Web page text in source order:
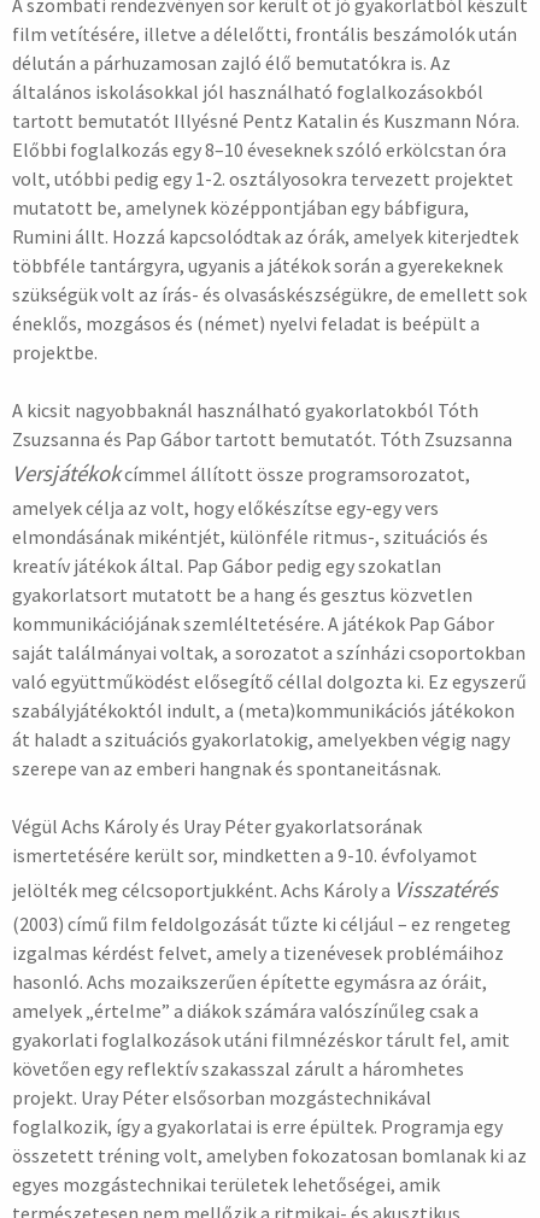
A szombati rendezvényen sor került öt jó gyakorlatból készült
film vetítésére, illetve a délelőtti, frontális beszámolók után
délután a párhuzamosan zajló élő bemutatókra is. Az
általános iskolásokkal jól használható foglalkozásokból
tartott bemutatót Illyésné Pentz Katalin és Kuszmann Nóra.
Előbbi foglalkozás egy 8–10 éveseknek szóló erkölcstan óra
volt, utóbbi pedig egy 1-2. osztályosokra tervezett projektet
mutatott be, amelynek középpontjában egy bábfigura,
Rumini állt. Hozzá kapcsolódtak az órák, amelyek kiterjedtek
többféle tantárgyra, ugyanis a játékok során a gyerekeknek
szükségük volt az írás- és olvasáskészségükre, de emellett sok
éneklős, mozgásos és (német) nyelvi feladat is beépült a
projektbe.
A kicsit nagyobbaknál használható gyakorlatokból Tóth
Zsuzsanna és Pap Gábor tartott bemutatót. Tóth Zsuzsanna
Versjátékokcímmel állított össze programsorozatot,
amelyek célja az volt, hogy előkészítse egy-egy vers
elmondásának mikéntjét, különféle ritmus-, szituációs és
kreatív játékok által. Pap Gábor pedig egy szokatlan
gyakorlatsort mutatott be a hang és gesztus közvetlen
kommunikációjának szemléltetésére. A játékok Pap Gábor
saját találmányai voltak, a sorozatot a színházi csoportokban
való együttműködést elősegítő céllal dolgozta ki. Ez egyszerű
szabályjátékoktól indult, a (meta)kommunikációs játékokon
át haladt a szituációs gyakorlatokig, amelyekben végig nagy
szerepe van az emberi hangnak és spontaneitásnak.
Végül Achs Károly és Uray Péter gyakorlatsorának
ismertetésére került sor, mindketten a 9-10. évfolyamot
jelölték meg célcsoportjukként. Achs Károly a Visszatérés
(2003) című film feldolgozását tűzte ki céljául – ez rengeteg
izgalmas kérdést felvet, amely a tizenévesek problémáihoz
hasonló. Achs mozaikszerűen építette egymásra az óráit,
amelyek „értelme” a diákok számára valószínűleg csak a
gyakorlati foglalkozások utáni filmnézéskor tárult fel, amit
követően egy reflektív szakasszal zárult a háromhetes
projekt. Uray Péter elsősorban mozgástechnikával
foglalkozik, így a gyakorlatai is erre épültek. Programja egy
összetett tréning volt, amelyben fokozatosan bomlanak ki az
egyes mozgástechnikai területek lehetőségei, amik